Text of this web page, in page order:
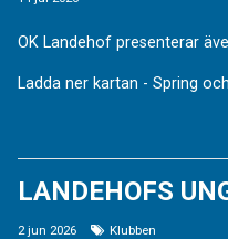
OK Landehof presenterar
Ladda ner kartan - Spring
LANDEHOFS
2 jun 2026 Klubben